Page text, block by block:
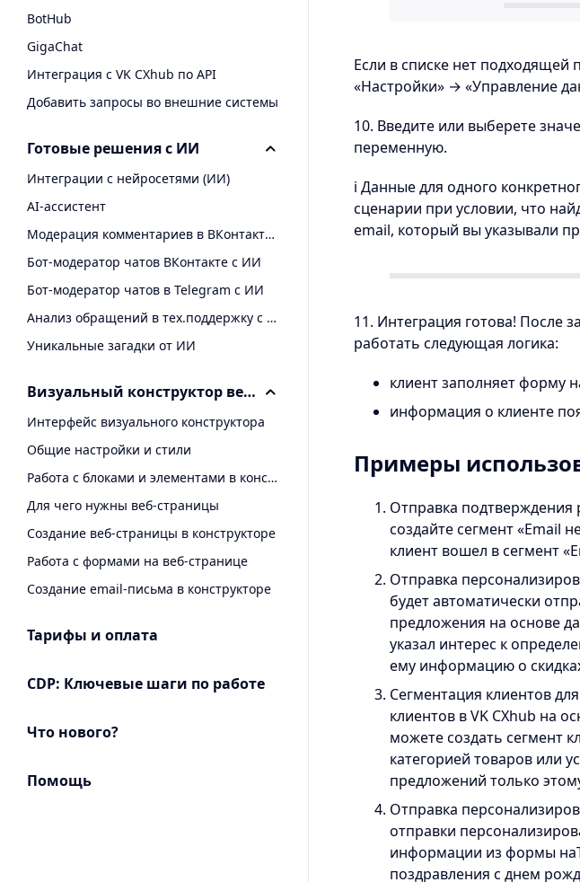
BotHub
GigaChat
Интеграция с VK CXhub по API
Добавить запросы во внешние системы
Готовые решения с ИИ
Интеграции с нейросетями (ИИ)
AI-ассистент
Модерация комментариев в ВКонтакте с ИИ
Бот-модератор чатов ВКонтакте с ИИ
Бот-модератор чатов в Telegram с ИИ
Анализ обращений в тех.поддержку с ИИ
Уникальные загадки от ИИ
Визуальный конструктор веб-страниц и email
Интерфейс визуального конструктора
Общие настройки и стили
Работа с блоками и элементами в конструкторе
Для чего нужны веб-страницы
Создание веб-страницы в конструкторе
Работа с формами на веб-странице
Создание email-письма в конструкторе
Тарифы и оплата
CDP: Ключевые шаги по работе
Что нового?
Помощь
Если в списке нет
«Настройки» → «Управление
10. Введите или выберете
переменную.
ℹ️ Данные для одного
сценарии при условии, что
email, который вы указывали
11. Интеграция готова! После
работать следующая логика:
клиент заполняет форму
информация о клиенте
Примеры
Отправка подтверждения
создайте сегмент «Email
клиент вошел в сегмент
Отправка
будет автоматически
предложения на основе
указал интерес к
ему информацию о
Сегментация клиентов
клиентов в VK CXhub на
можете создать сегмент
категорией товаров или
предложений только
Отправка
отправки
информации из формы
поздравления с днем